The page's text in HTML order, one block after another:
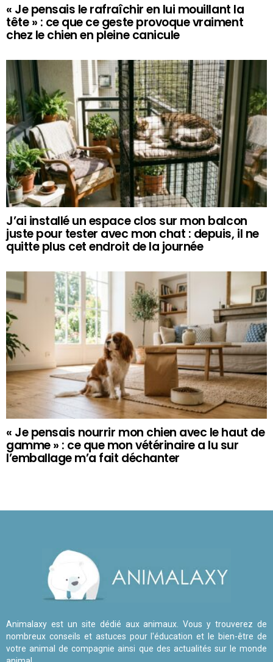
« Je pensais le rafraîchir en lui mouillant la
tête » : ce que ce geste provoque vraiment
chez le chien en pleine canicule
J’ai installé un espace clos sur mon balcon
juste pour tester avec mon chat : depuis, il ne
quitte plus cet endroit de la journée
« Je pensais nourrir mon chien avec le haut de
gamme » : ce que mon vétérinaire a lu sur
l’emballage m’a fait déchanter
Animalaxy est un site dédié aux animaux. Vous y trouverez de
nombreux conseils et astuces pour l'éducation et le bien-être de
votre animal de compagnie ainsi que des actualités sur le monde